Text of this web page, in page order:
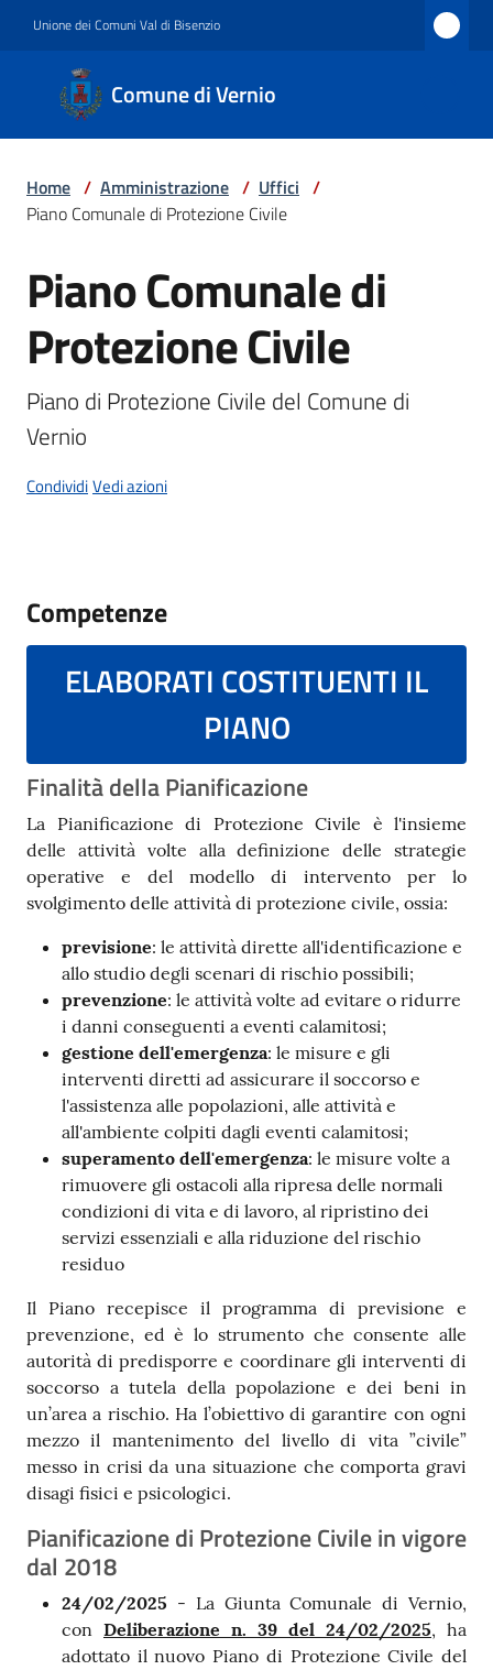
Unione dei Comuni Val di Bisenzio
Comune di Vernio
Comune
di
Vernio
Novità
Servizi
Documenti
Seguici
Home / Amministrazione / Uffici /
Piano Comunale di Protezione Civile
Salta al contenuto
Piano Comunale di
Protezione Civile
Piano di Protezione Civile del Comune di
Vernio
CondividiVedi azioni
Competenze
ELABORATI COSTITUENTI IL
PIANO
Finalità della Pianificazione
La Pianificazione di Protezione Civile è l'insieme
delle attività volte alla definizione delle strategie
operative e del modello di intervento per lo
svolgimento delle attività di protezione civile, ossia:
previsione: le attività dirette all'identificazione e
allo studio degli scenari di rischio possibili;
prevenzione: le attività volte ad evitare o ridurre
i danni conseguenti a eventi calamitosi;
gestione dell'emergenza: le misure e gli
interventi diretti ad assicurare il soccorso e
l'assistenza alle popolazioni, alle attività e
all'ambiente colpiti dagli eventi calamitosi;
superamento dell'emergenza: le misure volte a
rimuovere gli ostacoli alla ripresa delle normali
condizioni di vita e di lavoro, al ripristino dei
servizi essenziali e alla riduzione del rischio
residuo
Il Piano recepisce il programma di previsione e
prevenzione, ed è lo strumento che consente alle
autorità di predisporre e coordinare gli interventi di
soccorso a tutela della popolazione e dei beni in
un’area a rischio. Ha l’obiettivo di garantire con ogni
mezzo il mantenimento del livello di vita ”civile”
messo in crisi da una situazione che comporta gravi
disagi fisici e psicologici.
Pianificazione di Protezione Civile in vigore
dal 2018
24/02/2025 - La Giunta Comunale di Vernio,
con Deliberazione n. 39 del 24/02/2025, ha
adottato il nuovo Piano di Protezione Civile del